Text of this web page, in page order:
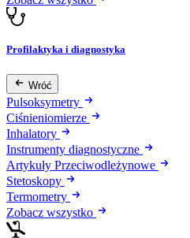
Profilaktyka i diagnostyka
Wróć
Pulsoksymetry
Ciśnieniomierze
Inhalatory
Instrumenty diagnostyczne
Artykuły Przeciwodleżynowe
Stetoskopy
Termometry
Zobacz wszystko